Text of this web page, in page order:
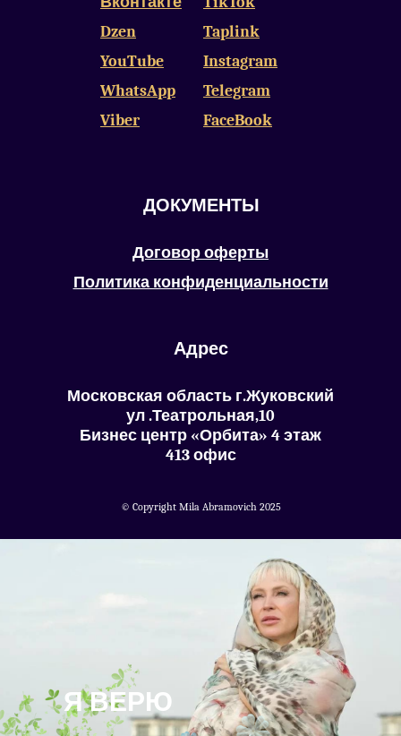
ДОКУМЕНТЫ
Договор оферты
Политика конфиденциальности
©️ Copyright Mila Abramovich 2025
Dzen
YouTube
Telegram
Taplink
WhatsApp
Viber
FaceBook
Instagram
Адрес
Московская область г.Жуковский
ул .Театрольная,10
Бизнес центр «Орбита» 4 этаж
413 офис
Я ВЕРЮ